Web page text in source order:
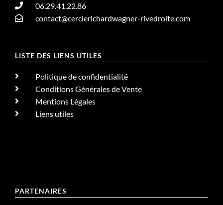
06.29.41.22.86
contact@cerclerichardwagner-rivedroite.com
LISTE DES LIENS UTILES
Politique de confidentialité
Conditions Générales de Vente
Mentions Légales
Liens utiles
PARTENAIRES